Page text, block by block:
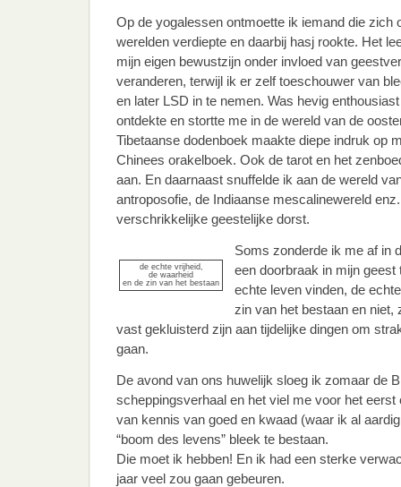
Op de yogalessen ontmoette ik iemand die zich
werelden verdiepte en daarbij hasj rookte. Het
mijn eigen bewustzijn onder invloed van
veranderen, terwijl ik er zelf toeschouwer van
en later LSD in te nemen. Was hevig
ontdekte en stortte me in de wereld van de
Tibetaanse dodenboek maakte diepe indruk op
Chinees orakelboek. Ook de tarot en het
aan. En daarnaast snuffelde ik aan de wereld
antroposofie, de Indiaanse mescalinewereld
verschrikkelijke geestelijke dorst.
de echte vrijheid,
de waarheid
en de zin van het bestaan
Soms zonderde ik me af in
een doorbraak in mijn geest
echte leven vinden, de
zin van het bestaan en
vast gekluisterd zijn aan tijdelijke dingen om
gaan.
De avond van ons huwelijk sloeg ik zomaar de
scheppingsverhaal en het viel me voor het eerst
van kennis van goed en kwaad (waar ik al
“boom des levens” bleek te bestaan.
Die moet ik hebben! En ik had een sterke
jaar veel zou gaan gebeuren.